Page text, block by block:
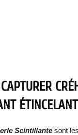
Scintillante sont